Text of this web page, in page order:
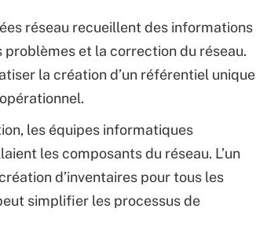
réseau recueillent des informations
problèmes et la correction du réseau.
la création d’un référentiel unique
les équipes informatiques
les composants du réseau. L’un
d’inventaires pour tous les
simplifier les processus de